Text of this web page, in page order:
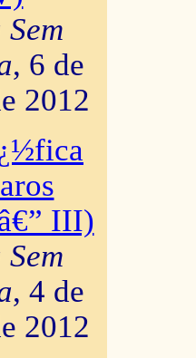
, 6 de
2012
III)
, 4 de
2012